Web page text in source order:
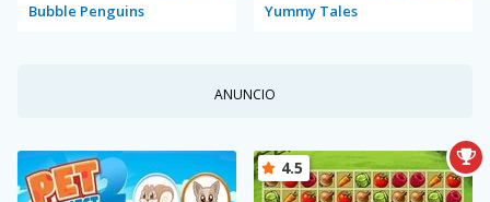
Bubble Penguins Yummy Tales
ANUNCIO
4.5